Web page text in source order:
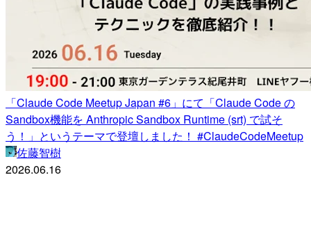
「Claude Code Meetup Japan #6」にて「Claude Code の
Sandbox機能を Anthropic Sandbox Runtime (srt) で試そ
う！」というテーマで登壇しました！ #ClaudeCodeMeetup
佐藤智樹
2026.06.16